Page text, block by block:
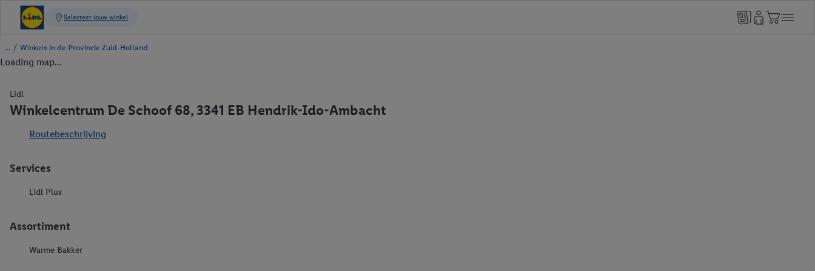
/ Winkels in de Provincie Zuid-Holland
Loading map...
Lidl
Winkelcentrum De Schoof 68, 3341 EB Hendrik-Ido-Ambacht
Routebeschrijving
Services
Lidl Plus
Assortiment
Warme Bakker